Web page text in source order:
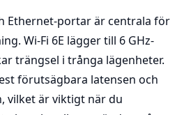
Ethernet-portar är centrala för
Wi-Fi 6E lägger till 6 GHz-
trängsel i trånga lägenheter.
förutsägbara latensen och
vilket är viktigt när du